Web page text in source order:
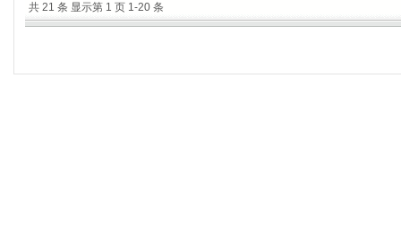
共 21 条 显示第 1 页 1-20 条